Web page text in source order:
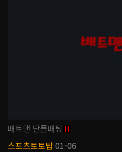
배트맨 단폴배팅 H
스포츠토토탑01-06